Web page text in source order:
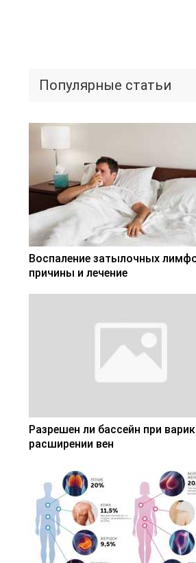
Популярные статьи
Воспаление затылочных
причины и лечение
Разрешен ли бассейн при
расширении вен